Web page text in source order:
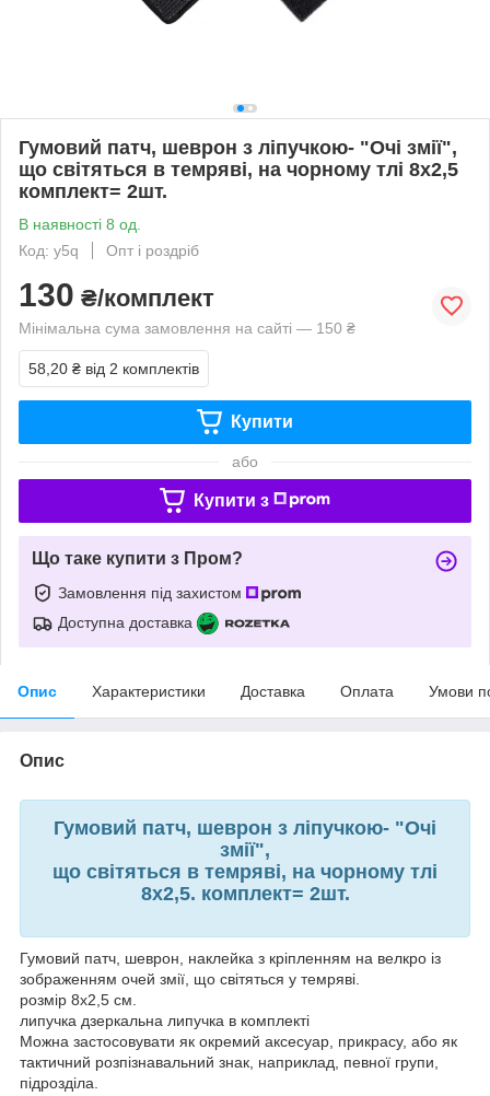
Гумовий патч, шеврон з ліпучкою- "Очі змії",
що світяться в темряві, на чорному тлі 8х2,5
комплект= 2шт.
В наявності 8 од.
Код: y5q
Опт і роздріб
130 ₴/комплект
Мінімальна сума замовлення на сайті — 150 ₴
58,20 ₴ від 2 комплектів
Купити
або
Купити з
Що таке купити з Пром?
Замовлення під захистом
Доступна доставка
Опис Характеристики Доставка Оплата Умови
Опис
Гумовий патч, шеврон з ліпучкою- "Очі
змії",
що світяться в темряві, на чорному тлі
8х2,5. комплект= 2шт.
Гумовий патч, шеврон, наклейка з кріпленням на велкро із
зображенням очей змії, що світяться у темряві.
розмір 8х2,5 см.
липучка дзеркальна липучка в комплекті
Можна застосовувати як окремий аксесуар, прикрасу, або як
тактичний розпізнавальний знак, наприклад, певної групи,
підрозділа.